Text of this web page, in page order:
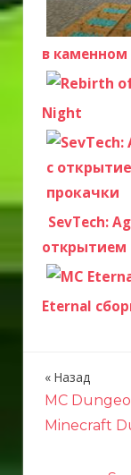
в
Night
SevTech:
открытием
Eternal
Н
а
Назад
MC
Minecraft